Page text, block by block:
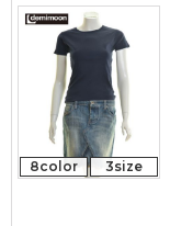
8color 3size